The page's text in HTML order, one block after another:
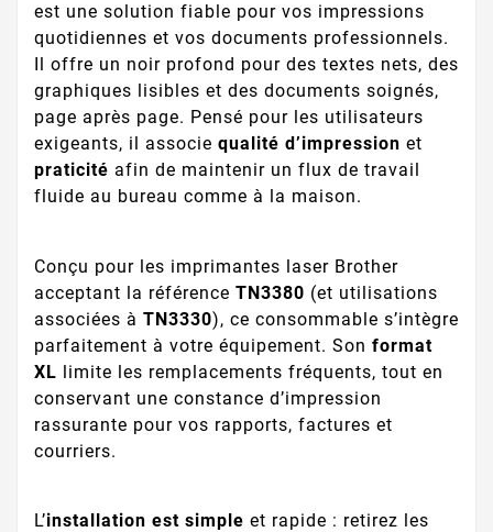
est une solution fiable pour vos impressions
quotidiennes et vos documents professionnels.
Il offre un noir profond pour des textes nets, des
graphiques lisibles et des documents soignés,
page après page. Pensé pour les utilisateurs
exigeants, il associe qualité d’impression et
praticité afin de maintenir un flux de travail
fluide au bureau comme à la maison.
Conçu pour les imprimantes laser Brother
acceptant la référence TN3380 (et utilisations
associées à TN3330), ce consommable s’intègre
parfaitement à votre équipement. Son format
XL limite les remplacements fréquents, tout en
conservant une constance d’impression
rassurante pour vos rapports, factures et
courriers.
L’installation est simple et rapide : retirez les